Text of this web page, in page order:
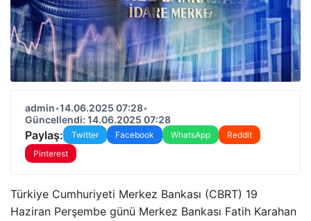
admin•14.06.2025 07:28•
Güncellendi: 14.06.2025 07:28
Paylaş: Twitter Facebook WhatsApp
Reddit
Pinterest
Türkiye Cumhuriyeti Merkez Bankası (CBRT) 19
Haziran Perşembe günü Merkez Bankası Fatih Karahan